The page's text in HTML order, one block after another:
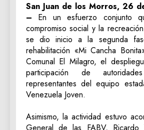
San Juan de los Morros, 26
– En un esfuerzo conjunto
compromiso social y la
se dio inicio a la segunda
rehabilitación «Mi Cancha
Comunal El Milagro, el
participación de
representantes del equipo
Venezuela Joven.
‎Asimismo, la actividad estuvo